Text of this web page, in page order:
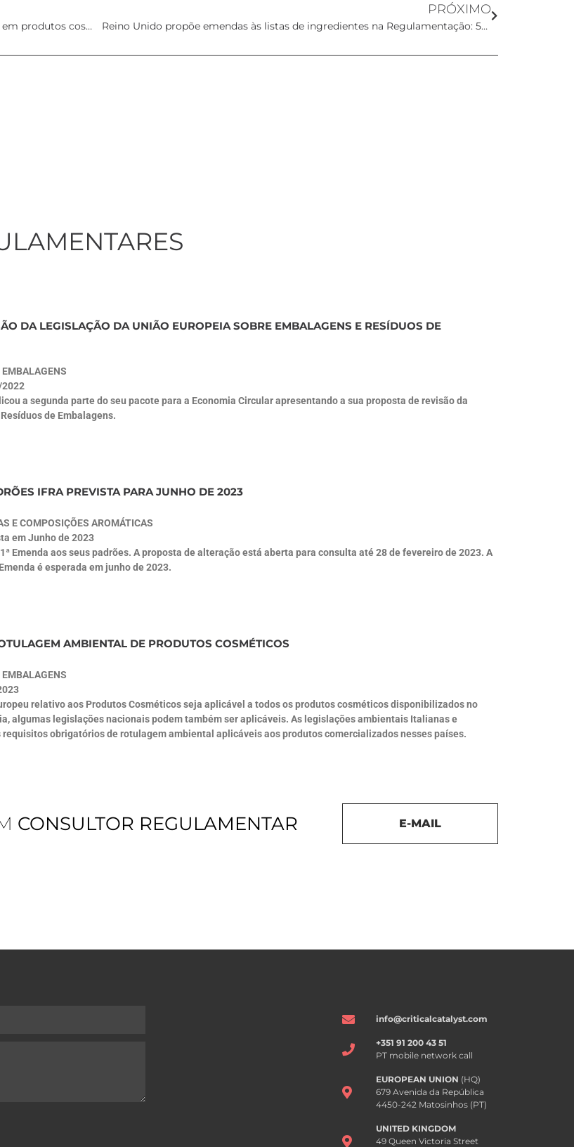
Opinião Final do SCCS relativamente à segurança da Prata em produtos cosméticos
PRÓXIMO
Reino Unido propõe emendas às listas de ingredientes na Regulamentação: 52 Ingredientes Proibidos e 1 Ingrediente Restrito Adicionados
DA LEGISLAÇÃO DA UNIÃO EUROPEIA SOBRE EMBALAGENS E RESÍDUOS DE
EMBALAGENS
a segunda parte do seu pacote para a Economia Circular apresentando a sua proposta de revisão da
de Embalagens.
IFRA PREVISTA PARA JUNHO DE 2023
E COMPOSIÇÕES AROMÁTICAS
em Junho de 2023
Emenda aos seus padrões. A proposta de alteração está aberta para consulta até 28 de fevereiro de 2023. A
é esperada em junho de 2023.
AMBIENTAL DE PRODUTOS COSMÉTICOS
EMBALAGENS
relativo aos Produtos Cosméticos seja aplicável a todos os produtos cosméticos disponibilizados no
algumas legislações nacionais podem também ser aplicáveis. As legislações ambientais Italianas e
requisitos obrigatórios de rotulagem ambiental aplicáveis ​​aos produtos comercializados nesses países.
CONSULTOR REGULAMENTAR E-MAIL
info@criticalcatalyst.com
+351 91 200 43 51
PT mobile network call
EUROPEAN UNION (HQ)
679 Avenida da República
4450-242 Matosinhos (PT)
UNITED KINGDOM
49 Queen Victoria Street